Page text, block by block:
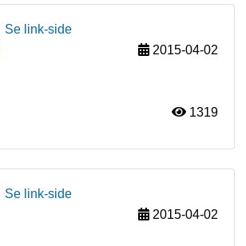
Se link-side
2015-04-02
1319
Se link-side
2015-04-02